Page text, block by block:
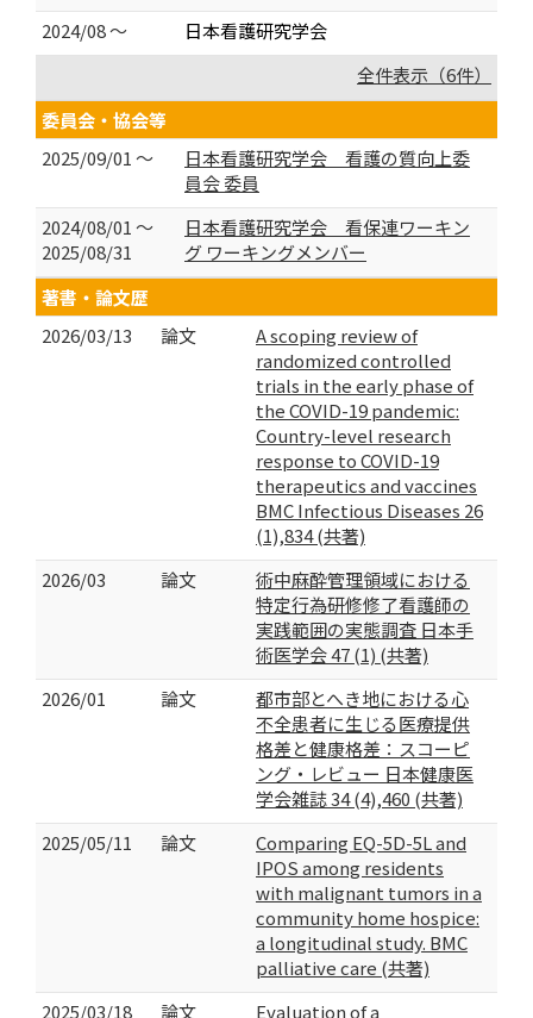
2024/08 ～
日本看護研究学会
全件表示（6件）
委員会・協会等
2025/09/01 ～
日本看護研究学会 看護の質向上委
員会 委員
2024/08/01 ～
2025/08/31
日本看護研究学会 看保連ワーキン
グ ワーキングメンバー
著書・論文歴
2026/03/13
論文
A scoping review of
randomized controlled
trials in the early phase of
the COVID-19 pandemic:
Country-level research
response to COVID-19
therapeutics and vaccines
BMC Infectious Diseases 26
(1),834 (共著)
2026/03
論文
術中麻酔管理領域における
特定行為研修修了看護師の
実践範囲の実態調査 日本手
術医学会 47 (1) (共著)
2026/01
論文
都市部とへき地における心
不全患者に生じる医療提供
格差と健康格差：スコーピ
ング・レビュー 日本健康医
学会雑誌 34 (4),460 (共著)
2025/05/11
論文
Comparing EQ-5D-5L and
IPOS among residents
with malignant tumors in a
community home hospice:
a longitudinal study. BMC
palliative care (共著)
2025/03/18
論文
Evaluation of a